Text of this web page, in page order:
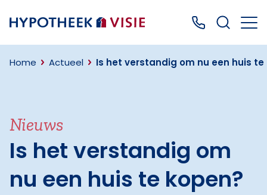
Terug naar home Bel ons: 0499
Home Actueel Is het verstandig om nu een huis te
Nieuws
Is het verstandig om
nu een huis te kopen?